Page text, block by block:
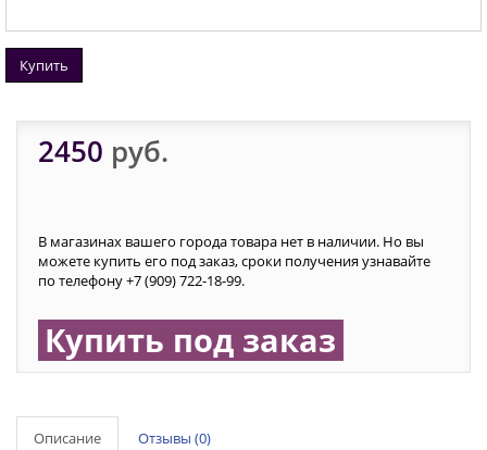
Купить
2450 руб.
В магазинах вашего города товара нет в наличии. Но вы
можете купить его под заказ, сроки получения узнавайте
по телефону +7 (909) 722-18-99.
Купить под заказ
Описание Отзывы (0)